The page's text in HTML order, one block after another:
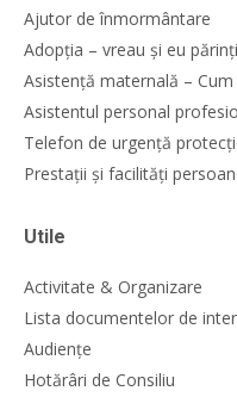
Ajutor de înmormântare
Adopția – vreau și eu
Asistență maternală –
Asistentul personal
Telefon de urgență
Prestații și facilități
Utile
Activitate & Organizare
Lista documentelor de
Audiențe
Hotărâri de Consiliu